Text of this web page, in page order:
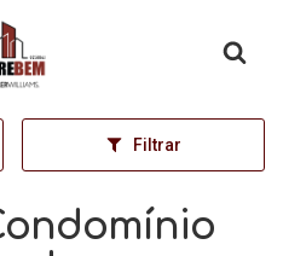
inicial
Filtrar